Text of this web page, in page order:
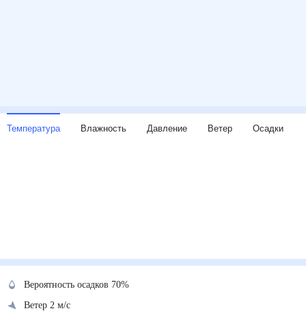
Температура Влажность Давление Ветер Осадки
Вероятность осадков 70%
Ветер 2 м/с